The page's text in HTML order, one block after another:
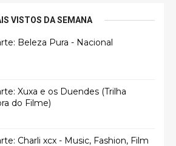
VISTOS DA SEMANA
Beleza Pura - Nacional
Xuxa e os Duendes (Trilha
do Filme)
Charli xcx - Music, Fashion, Film